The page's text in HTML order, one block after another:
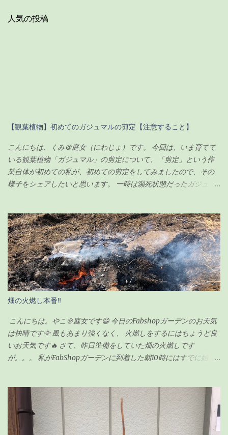
人気の投稿
【観葉植物】初めてのガジュマルの剪定【注意すること】
こんにちは、くみ＠庭女（にわじょ）です。 今回は、いま育てて
いる観葉植物「ガジュマル」の剪定について、「剪定」という作
業自体が初めての私が、初めての剪定をしてみましたので、その
様子をシェアしたいと思います。 一時は瀕死状態だったガジュマ
いました。 現在の様子がこちらです↓（2020年6月23日） ちなみ
に前回の記事の時（復活後）は、これくらいでした↓（2020年5月
17日） 見事に背が伸びて、葉っぱの数も増えました。 さすがに、
背が伸び過ぎてきたので「剪定」をすることにしました。 剪定を
するにあたり、ちょっと調べてみました。 ガジュマルの剪定のポ
イント 時期は5〜6月が良い 全体的に想定サイズよりも小さく剪定
する 切ったところは「癒合剤（ゆごうざい）」をつける 剪定後は
水分の蒸発量が減るので水やりは控えめにする ざっとこんな感じ
でした。 ガジュマルの剪定の時期 ガジュマルの剪定は種類が2つ
あるようです。 「 切り戻し 」 と言って、必要ない枝を切って形を
整えるものと、 「 丸坊主 」 と言って、枝を全部切り落として幹だ
けの状態にするものとがあり、今回のウチのガジュマルの場合
5〜6月が適している ようです。 6月って・・今じゃん！！って事
で、ちょうど良いタイミングでした。 ちなみに「丸坊主」の場合
は、回復するのに時間がかかるので、5月くらいにした方が良いみ
たいです。 癒合剤って何？必要なの？ 初めて聞く言葉だったので
畑の火燃し本番‼
こんにちは。やこ＠庭女です😄 今日のFabshopガーデンのお天気
は快晴です🌞 風もあまり強くなく、 火燃しをするにはちょうど良
いお天気です🔥 さて、昨日準備をしていた畑の火燃しです
が。。。 私がFabShopガーデンに到着した朝10時にはすでに始ま
す🙏 昨日集めた雑草や木の枝などはほとんど灰になっていました❗
私もまだ集めきれていなかった雑草をかき集めてきて、 火燃しに
参加しましたよ👍 お昼頃にはほとんどのものを燃やし終わり、 後
は自然に火が消えるのを待つだけです。 炎は見えませんが、 まだ